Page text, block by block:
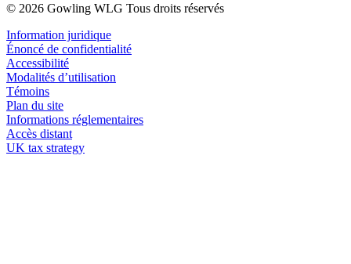
© 2026 Gowling WLG Tous droits réservés
Information juridique
Énoncé de confidentialité
Accessibilité
Modalités d’utilisation
Témoins
Plan du site
Informations réglementaires
Accès distant
UK tax strategy